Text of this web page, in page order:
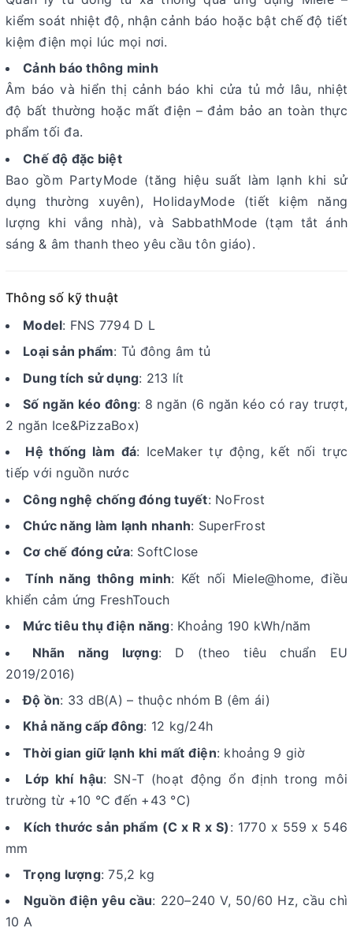
kiểm soát nhiệt độ, nhận cảnh báo hoặc bật chế độ tiết
kiệm điện mọi lúc mọi nơi.
Cảnh báo thông minh
Âm báo và hiển thị cảnh báo khi cửa tủ mở lâu, nhiệt
độ bất thường hoặc mất điện – đảm bảo an toàn thực
phẩm tối đa.
Chế độ đặc biệt
Bao gồm PartyMode (tăng hiệu suất làm lạnh khi sử
dụng thường xuyên), HolidayMode (tiết kiệm năng
lượng khi vắng nhà), và SabbathMode (tạm tắt ánh
sáng & âm thanh theo yêu cầu tôn giáo).
Thông số kỹ thuật
Model: FNS 7794 D L
Loại sản phẩm: Tủ đông âm tủ
Dung tích sử dụng: 213 lít
Số ngăn kéo đông: 8 ngăn (6 ngăn kéo có ray trượt,
2 ngăn Ice&PizzaBox)
Hệ thống làm đá: IceMaker tự động, kết nối trực
tiếp với nguồn nước
Công nghệ chống đóng tuyết: NoFrost
Chức năng làm lạnh nhanh: SuperFrost
Cơ chế đóng cửa: SoftClose
Tính năng thông minh: Kết nối Miele@home, điều
khiển cảm ứng FreshTouch
Mức tiêu thụ điện năng: Khoảng 190 kWh/năm
Nhãn năng lượng: D (theo tiêu chuẩn EU
2019/2016)
Độ ồn: 33 dB(A) – thuộc nhóm B (êm ái)
Khả năng cấp đông: 12 kg/24h
Thời gian giữ lạnh khi mất điện: khoảng 9 giờ
Lớp khí hậu: SN-T (hoạt động ổn định trong môi
trường từ +10 °C đến +43 °C)
Kích thước sản phẩm (C x R x S) : 1770 x 559 x 546
mm
Trọng lượng: 75,2 kg
Nguồn điện yêu cầu: 220–240 V, 50/60 Hz, cầu chì
10 A